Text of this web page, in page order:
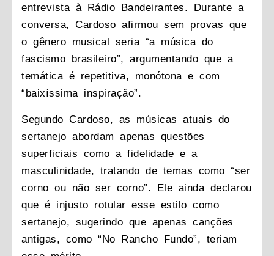
entrevista à Rádio Bandeirantes. Durante a
conversa, Cardoso afirmou sem provas que
o gênero musical seria “a música do
fascismo brasileiro”, argumentando que a
temática é repetitiva, monótona e com
“baixíssima inspiração”.
Segundo Cardoso, as músicas atuais do
sertanejo abordam apenas questões
superficiais como a fidelidade e a
masculinidade, tratando de temas como “ser
corno ou não ser corno”. Ele ainda declarou
que é injusto rotular esse estilo como
sertanejo, sugerindo que apenas canções
antigas, como “No Rancho Fundo”, teriam